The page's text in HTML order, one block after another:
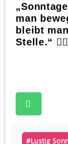
man
bleibt
Stelle.“
#lustig